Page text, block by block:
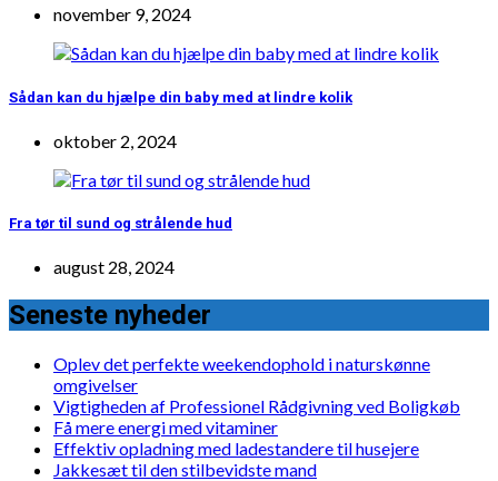
november 9, 2024
Sådan kan du hjælpe din baby med at lindre kolik
oktober 2, 2024
Fra tør til sund og strålende hud
august 28, 2024
Seneste nyheder
Oplev det perfekte weekendophold i naturskønne
omgivelser
Vigtigheden af Professionel Rådgivning ved Boligkøb
Få mere energi med vitaminer
Effektiv opladning med ladestandere til husejere
Jakkesæt til den stilbevidste mand